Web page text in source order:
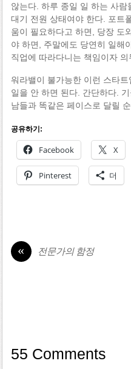
않는다. 하루 종일 일 하는 사
대기 전원 상태여야 한다. 포트
움이 필요하다고 하면, 당장 도
야 하면, 주말에도 당연히 일해
직업에 따라다니는 책임이자 의
워라밸이 불가능한 이런 스타
일을 안 하면 된다. 간단하다.
남들과 똑같은 페이스로 달릴
공유하기:
Facebook X
Pinterest 더
« 전문가의 함정
55 Comments